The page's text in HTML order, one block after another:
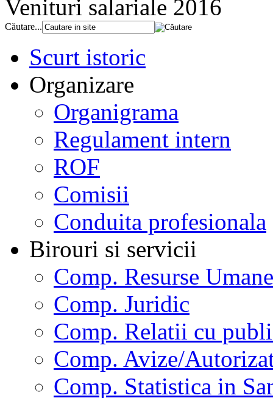
Venituri salariale 2016
Căutare...
Scurt istoric
Organizare
Organigrama
Regulament intern
ROF
Comisii
Conduita profesionala
Birouri si servicii
Comp. Resurse Umane
Comp. Juridic
Comp. Relatii cu
Comp. Avize/
Comp. Statistica in